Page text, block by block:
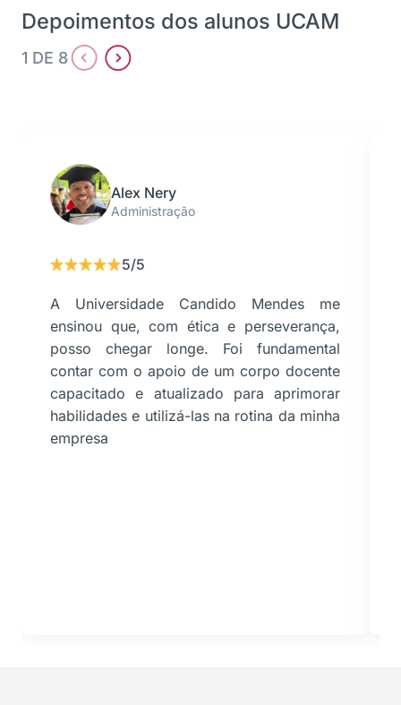
Depoimentos dos alunos UCAM
1 DE 8
Alex Nery
Administração
5/5
A Universidade Candido Mendes me
ensinou que, com ética e perseverança,
posso chegar longe. Foi fundamental
contar com o apoio de um corpo docente
capacitado e atualizado para aprimorar
habilidades e utilizá-las na rotina da minha
empresa